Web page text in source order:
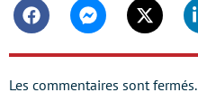
FacebookMessengerTwitter
Les commentaires sont fermés.